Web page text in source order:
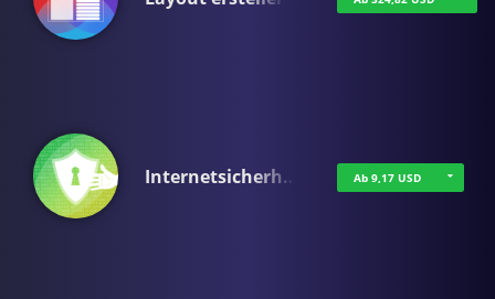
Internetsicherh… Ab 9,17 USD